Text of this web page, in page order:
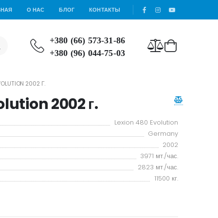
О НАС БЛОГ КОНТАКТЫ
+380 (66) 573-31-86
+380 (96) 044-75-03
2002 Г.
2002 г.
Lexion 480 Evolution
Germany
2002
3971 мт./час.
2823 мт./час.
11500 кг.